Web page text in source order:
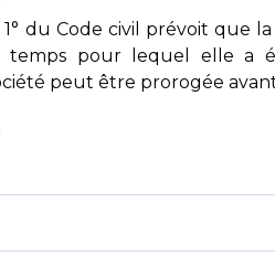
1° du Code civil prévoit que
temps pour lequel elle a
peut être prorogée